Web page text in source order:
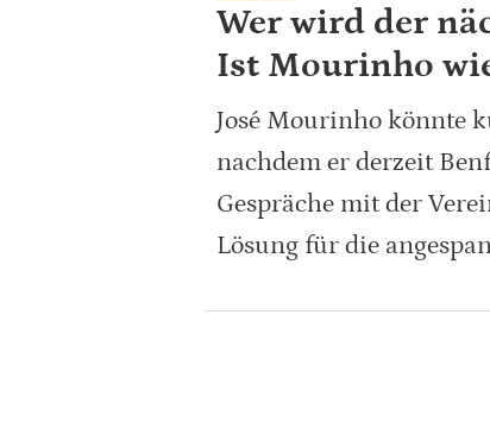
Wer wird der
Ist Mourinho
José Mourinho könnte
nachdem er derzeit
Gespräche mit der
Lösung für die